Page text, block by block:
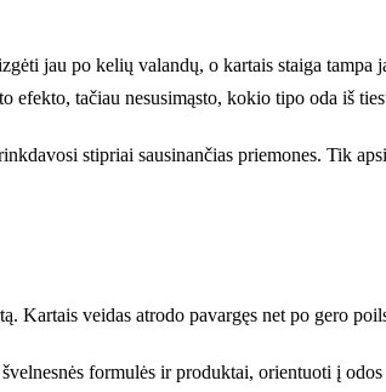
jau po kelių valandų, o kartais staiga
efekto, tačiau nesusimąsto, kokio tipo oda iš
stipriai sausinančias priemones. Tik
Kartais veidas atrodo pavargęs net po gero
formulės ir produktai, orientuoti į